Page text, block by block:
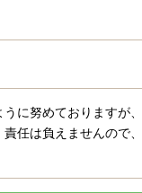
に努めておりますが
任は負えませんので